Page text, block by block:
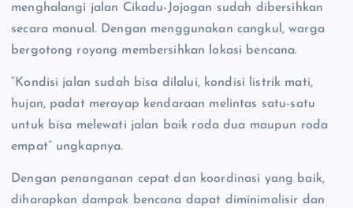
menghalangi jalan Cikadu-Jojogan sudah dibersihkan
secara manual. Dengan menggunakan cangkul, warga
bergotong royong membersihkan lokasi bencana.
“Kondisi jalan sudah bisa dilalui, kondisi listrik mati,
hujan, padat merayap kendaraan melintas satu-satu
untuk bisa melewati jalan baik roda dua maupun roda
empat” ungkapnya.
Dengan penanganan cepat dan koordinasi yang baik,
diharapkan dampak bencana dapat diminimalisir dan